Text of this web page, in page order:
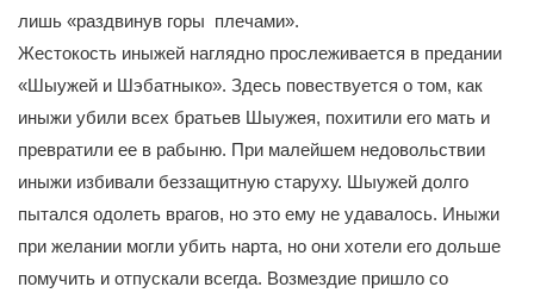
лишь «раздвинув горы плечами».
Жестокость иныжей наглядно прослеживается в предании
«Шыужей и Шэбатныко». Здесь повествуется о том, как
иныжи убили всех братьев Шыужея, похитили его мать и
превратили ее в рабыню. При малейшем недовольствии
иныжи избивали беззащитную старуху. Шыужей долго
пытался одолеть врагов, но это ему не удавалось. Иныжи
при желании могли убить нарта, но они хотели его дольше
помучить и отпускали всегда. Возмездие пришло со